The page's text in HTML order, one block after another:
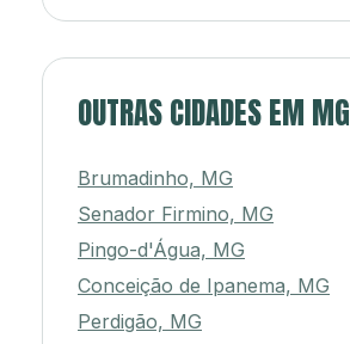
OUTRAS CIDADES EM MG
Brumadinho, MG
Senador Firmino, MG
Pingo-d'Água, MG
Conceição de Ipanema, MG
Perdigão, MG